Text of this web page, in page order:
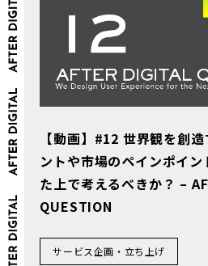
【動画】#12 世界観を創
ントや市場のペインポイ
た上で考えるべきか？ –
QUESTION
サービス企画・立ち上げ